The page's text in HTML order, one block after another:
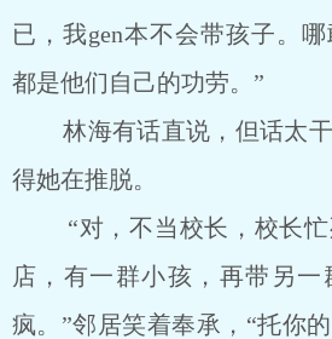
已，我gen本不会带孩子。哪
都是他们自己的功劳。”
林海有话直说，但话太干
得她在推脱。
“对，不当校长，校长忙
店，有一群小孩，再带另
疯。”邻居笑着奉承，“托你